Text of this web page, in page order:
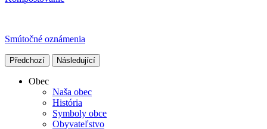
Smútočné oznámenia
Předchozí Následující
Obec
Naša obec
História
Symboly obce
Obyvateľstvo